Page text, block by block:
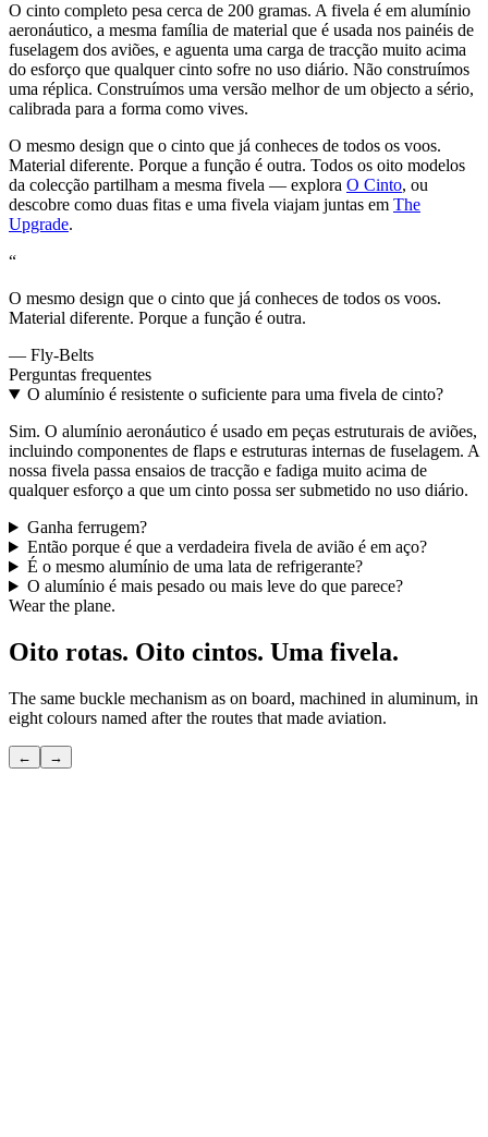
O cinto completo pesa cerca de 200 gramas. A fivela é em alumínio
aeronáutico, a mesma família de material que é usada nos painéis de
fuselagem dos aviões, e aguenta uma carga de tracção muito acima
do esforço que qualquer cinto sofre no uso diário. Não construímos
uma réplica. Construímos uma versão melhor de um objecto a sério,
calibrada para a forma como vives.
O mesmo design que o cinto que já conheces de todos os voos.
Material diferente. Porque a função é outra. Todos os oito modelos
da colecção partilham a mesma fivela — explora O Cinto, ou
descobre como duas fitas e uma fivela viajam juntas em The
Upgrade.
“
O mesmo design que o cinto que já conheces de todos os voos.
Material diferente. Porque a função é outra.
— Fly-Belts
Perguntas frequentes
O alumínio é resistente o suficiente para uma fivela de cinto?
Sim. O alumínio aeronáutico é usado em peças estruturais de aviões,
incluindo componentes de flaps e estruturas internas de fuselagem. A
nossa fivela passa ensaios de tracção e fadiga muito acima de
qualquer esforço a que um cinto possa ser submetido no uso diário.
Ganha ferrugem?
Então porque é que a verdadeira fivela de avião é em aço?
É o mesmo alumínio de uma lata de refrigerante?
O alumínio é mais pesado ou mais leve do que parece?
Wear the plane.
Oito rotas. Oito cintos. Uma fivela.
The same buckle mechanism as on board, machined in aluminum, in
eight colours named after the routes that made aviation.
← →